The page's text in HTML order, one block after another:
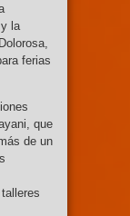
la
ferias
que
de un